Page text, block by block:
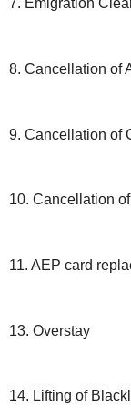
7. Emigration
8. Cancellation of
9. Cancellation of
10. Cancellation
11. AEP card
13. Overstay
14. Lifting of